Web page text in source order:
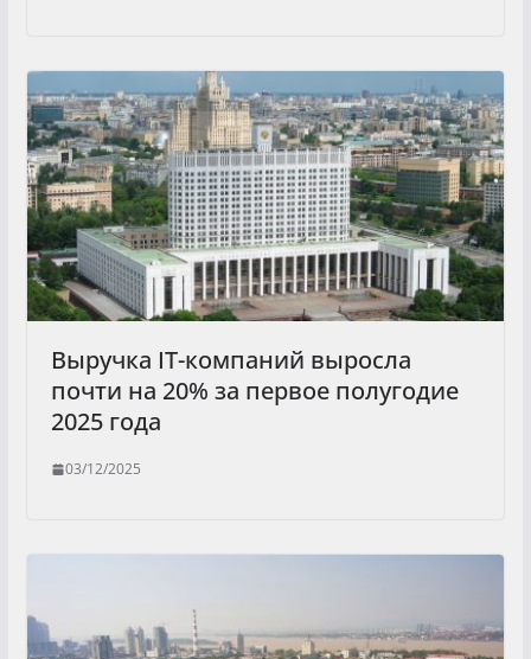
Выручка IT-компаний выросла
почти на 20% за первое полугодие
2025 года
03/12/2025